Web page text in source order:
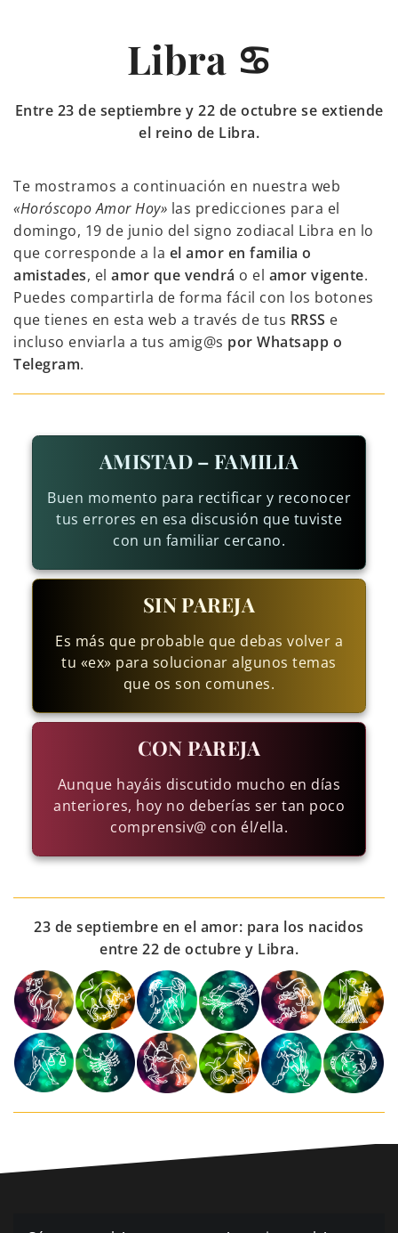
Libra ♋
Entre 23 de septiembre y 22 de octubre se extiende
el reino de Libra.
Te mostramos a continuación en nuestra web
«Horóscopo Amor Hoy» las predicciones para el
domingo, 19 de junio del signo zodiacal Libra en lo
que corresponde a la el amor en familia o
amistades, el amor que vendrá o el amor vigente.
Puedes compartirla de forma fácil con los botones
que tienes en esta web a través de tus RRSS e
incluso enviarla a tus amig@s por Whatsapp o
Telegram.
AMISTAD – FAMILIA
Buen momento para rectificar y reconocer
tus errores en esa discusión que tuviste
con un familiar cercano.
SIN PAREJA
Es más que probable que debas volver a
tu «ex» para solucionar algunos temas
que os son comunes.
CON PAREJA
Aunque hayáis discutido mucho en días
anteriores, hoy no deberías ser tan poco
comprensiv@ con él/ella.
23 de septiembre en el amor: para los nacidos
entre 22 de octubre y Libra.